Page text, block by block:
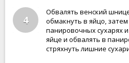
4
Обвалять венский
обмакнуть в яйцо,
панировочных сухарях
яйце и обвалять в
стряхнуть лишние